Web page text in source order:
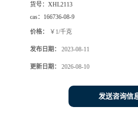
货号： XHL2113
cas： 166736-08-9
价格： ￥1/千克
发布日期： 2023-08-11
更新日期： 2026-08-10
发送咨询信